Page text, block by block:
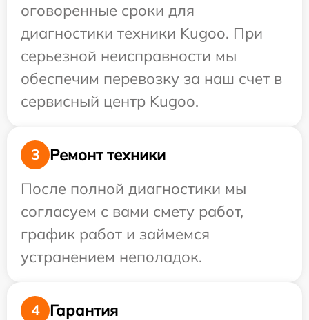
оговоренные сроки для
диагностики техники Kugoo. При
серьезной неисправности мы
обеспечим перевозку за наш счет в
сервисный центр Kugoo.
3
Ремонт техники
После полной диагностики мы
согласуем с вами смету работ,
график работ и займемся
устранением неполадок.
4 Гарантия